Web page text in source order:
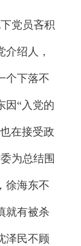
党员吝积
绍人，
个下落不
因“入党的
在接受政
为总结围
徐海东不
就有被杀
泽民不顾